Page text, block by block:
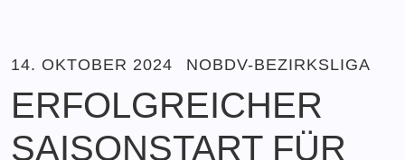
14. OKTOBER 2024 NOBDV-BEZIRKSLIGA
ERFOLGREICHER
SAISONSTART FÜR